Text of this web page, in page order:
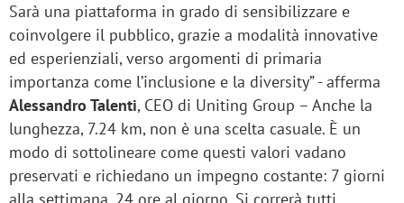
Sarà una piattaforma in grado di sensibilizzare e
coinvolgere il pubblico, grazie a modalità innovative
ed esperienziali, verso argomenti di primaria
importanza come l’inclusione e la diversity” - afferma
Alessandro Talenti, CEO di Uniting Group – Anche la
lunghezza, 7.24 km, non è una scelta casuale. È un
modo di sottolineare come questi valori vadano
preservati e richiedano un impegno costante: 7 giorni